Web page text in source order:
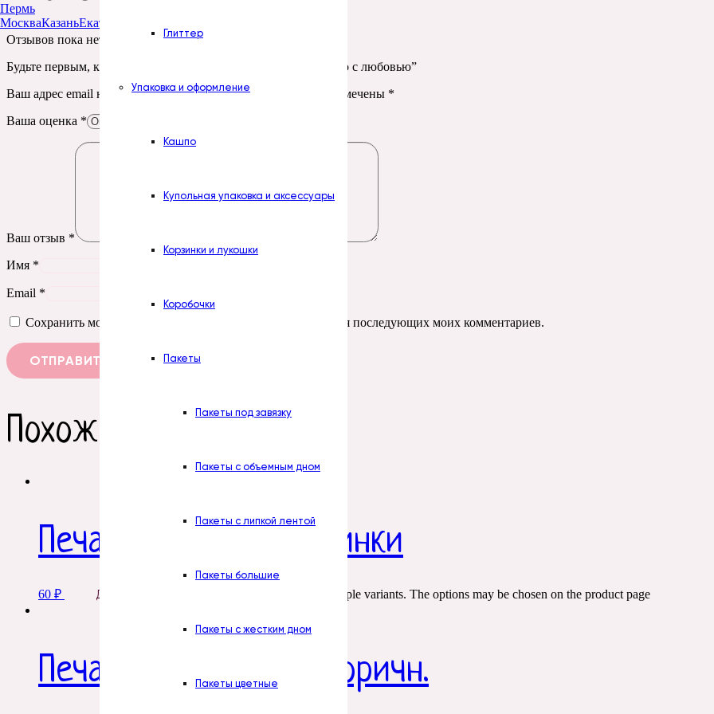
Глиттер
Упаковка и оформление
Кашпо
Купольная упаковка и аксессуары
Корзинки и лукошки
Коробочки
Пакеты
Пакеты под завязку
Пакеты с объемным дном
Пакеты с липкой лентой
Пакеты большие
Пакеты с жестким дном
Пакеты цветные
Пермь
МоскваКазаньЕкатеринбург
Отзывов пока нет.
Будьте первым, кто оставил отзыв на “Печать. № 259. Сделано с любовью”
Ваш адрес email не будет опубликован. Обязательные поля помечены *
Ваша оценка *
Ваш отзыв *
Имя *
Email *
Сохранить моё имя, email и адрес сайта в этом браузере для последующих моих комментариев.
Похожие товары
Печать. № 9. Мандаринки
60 ₽ Добавить в корзину This product has multiple variants. The options may be chosen on the product page
Печать. № 6. Виски коричн.